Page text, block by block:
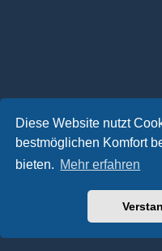
Diese Website nutzt
bestmöglichen Komfort
bieten. Mehr erfahren